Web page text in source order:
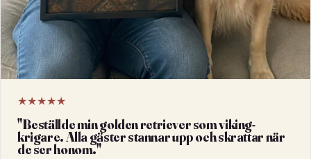
★★★★★
"Beställde min golden retriever som viking-
krigare. Alla gäster stannar upp och skrattar när
de ser honom."